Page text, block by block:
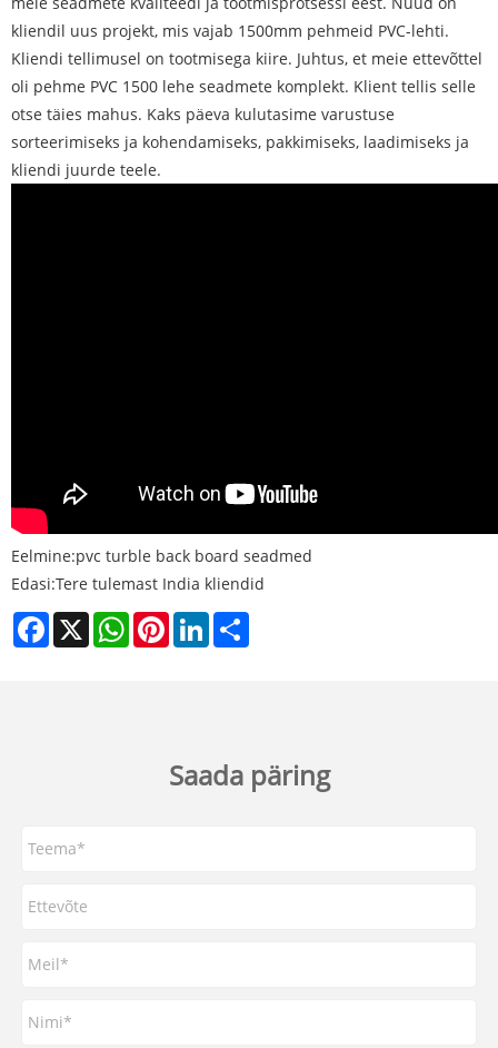
kliendil uus projekt, mis vajab 1500mm pehmeid PVC-lehti.
Kliendi tellimusel on tootmisega kiire. Juhtus, et meie ettevõttel
oli pehme PVC 1500 lehe seadmete komplekt. Klient tellis selle
otse täies mahus. Kaks päeva kulutasime varustuse
sorteerimiseks ja kohendamiseks, pakkimiseks, laadimiseks ja
kliendi juurde teele.
Eelmine:pvc turble back board seadmed
Edasi:Tere tulemast India kliendid
Facebook
X WhatsAppPinterestLinkedIn
Saada päring